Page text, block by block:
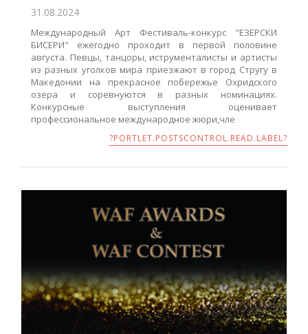
31.08.2024
Международный Арт Фестиваль-конкурс "ЕЗЕРСКИ
БИСЕРИ" ежегодно проходит в первой половине
августа. Певцы, танцоры, иструменталисты и артисты
из разных уголков мира приезжают в город Стругу в
Македонии на прекрасное побережье Охридского
озера и соревнуются в разных номинациях.
Конкурсные выступления оценивает
профессиональное международное жюри,чле
?PORTLET.POSTSCONTROL.READ.LABEL?